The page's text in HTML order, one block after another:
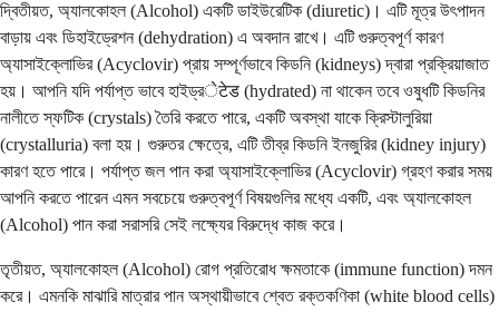
দ্বিতীয়ত, অ্যালকোহল (Alcohol) একটি ডাইউরেটিক (diuretic)। এটি মূত্র উৎপাদন
বাড়ায় এবং ডিহাইড্রেশন (dehydration) এ অবদান রাখে। এটি গুরুত্বপূর্ণ কারণ
অ্যাসাইক্লোভির (Acyclovir) প্রায় সম্পূর্ণভাবে কিডনি (kidneys) দ্বারা প্রক্রিয়াজাত
হয়। আপনি যদি পর্যাপ্ত ভাবে হাইড্রेटेड (hydrated) না থাকেন তবে ওষুধটি কিডনির
নালীতে স্ফটিক (crystals) তৈরি করতে পারে, একটি অবস্থা যাকে ক্রিস্টালুরিয়া
(crystalluria) বলা হয়। গুরুতর ক্ষেত্রে, এটি তীব্র কিডনি ইনজুরির (kidney injury)
কারণ হতে পারে। পর্যাপ্ত জল পান করা অ্যাসাইক্লোভির (Acyclovir) গ্রহণ করার সময়
আপনি করতে পারেন এমন সবচেয়ে গুরুত্বপূর্ণ বিষয়গুলির মধ্যে একটি, এবং অ্যালকোহল
(Alcohol) পান করা সরাসরি সেই লক্ষ্যের বিরুদ্ধে কাজ করে।
তৃতীয়ত, অ্যালকোহল (Alcohol) রোগ প্রতিরোধ ক্ষমতাকে (immune function) দমন
করে। এমনকি মাঝারি মাত্রার পান অস্থায়ীভাবে শ্বেত রক্তকণিকা (white blood cells)